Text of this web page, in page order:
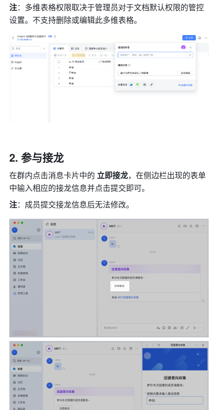
注：多维表格权限取决于管理员对于文档默认权限的管控
设置。不支持删除或编辑此多维表格。
参与接龙
在群内点击消息卡片中的 立即接龙，在侧边栏出现的表单
中输入相应的接龙信息并点击提交即可。
注：成员提交接龙信息后无法修改。